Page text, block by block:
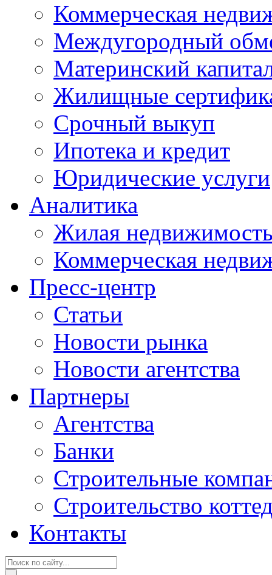
Коммерческая
Междугородный
Материнский
Жилищные
Срочный выкуп
Ипотека и кредит
Юридические услуги
Аналитика
Жилая
Коммерческая
Пресс-центр
Статьи
Новости рынка
Новости агентства
Партнеры
Агентства
Банки
Строительные
Строительство
Контакты